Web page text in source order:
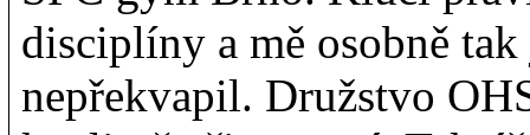
disciplíny a mě osobně
nepřekvapil. Družstvo